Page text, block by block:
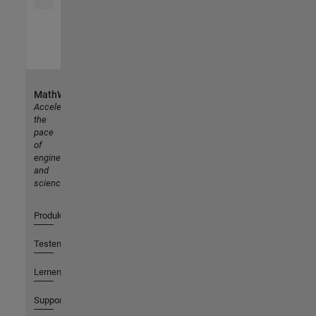
MathWorks
Accelerating
the
pace
of
engineering
and
science
Produkte
Testen oder Kaufen
Lernen
Support